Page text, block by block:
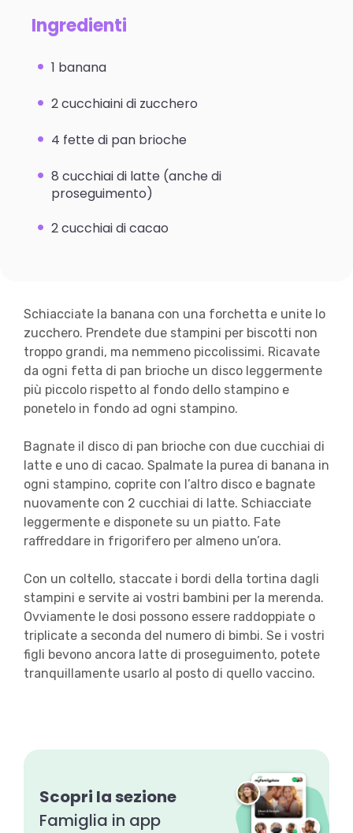
Ingredienti
1 banana
2 cucchiaini di zucchero
4 fette di pan brioche
8 cucchiai di latte (anche di
proseguimento)
2 cucchiai di cacao
Schiacciate la banana con una forchetta e unite lo
zucchero. Prendete due stampini per biscotti non
troppo grandi, ma nemmeno piccolissimi. Ricavate
da ogni fetta di pan brioche un disco leggermente
più piccolo rispetto al fondo dello stampino e
ponetelo in fondo ad ogni stampino.
Bagnate il disco di pan brioche con due cucchiai di
latte e uno di cacao. Spalmate la purea di banana in
ogni stampino, coprite con l’altro disco e bagnate
nuovamente con 2 cucchiai di latte. Schiacciate
leggermente e disponete su un piatto. Fate
raffreddare in frigorifero per almeno un’ora.
Con un coltello, staccate i bordi della tortina dagli
stampini e servite ai vostri bambini per la merenda.
Ovviamente le dosi possono essere raddoppiate o
triplicate a seconda del numero di bimbi. Se i vostri
figli bevono ancora latte di proseguimento, potete
tranquillamente usarlo al posto di quello vaccino.
Scopri la sezione
Famiglia in app